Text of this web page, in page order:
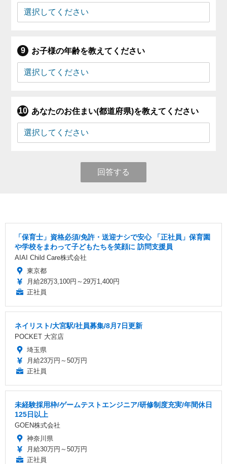
お子様の年齢を教えてください
あなたのお住まい(都道府県)を教えてください
回答する
「保育士」資格必須/免許・送迎ナシで安心 「正社員」保育園
や学校をまわって子どもたちを笑顔に 訪問支援員
AIAI Child Care株式会社
東京都
月給28万3,100円～29万1,400円
正社員
ネイリスト/大宮駅/社員募集/8月7日更新
POCKET 大宮店
埼玉県
月給23万円～50万円
正社員
未経験採用枠/ゲームテストエンジニア/研修制度充実/年間休日
125日以上
GOEN株式会社
神奈川県
月給30万円～50万円
正社員